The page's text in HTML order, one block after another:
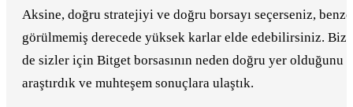
Aksine, doğru stratejiyi ve doğru borsayı seçerseniz,
görülmemiş derecede yüksek karlar elde edebilirsiniz. Biz
de sizler için Bitget borsasının neden doğru yer olduğunu
araştırdık ve muhteşem sonuçlara ulaştık.